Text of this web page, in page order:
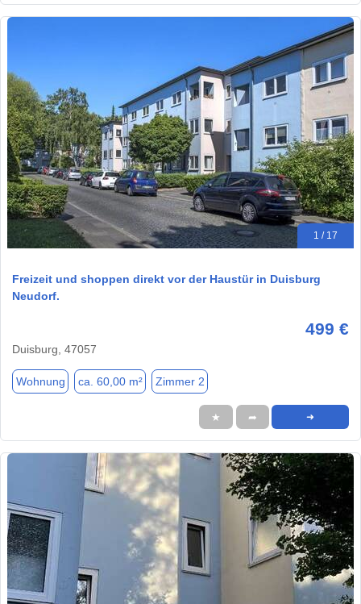
1 / 17
Freizeit und shoppen direkt vor der Haustür in Duisburg
Neudorf.
499 €
Duisburg, 47057
Wohnung ca. 60,00 m² Zimmer 2
★ ➦ ➜